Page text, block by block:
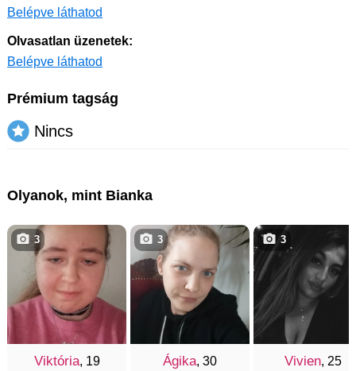
Belépve láthatod
Olvasatlan üzenetek:
Belépve láthatod
Prémium tagság
Nincs
Olyanok, mint Bianka
Viktória, 19
3
Ágika, 30
3
Vivien, 25
3